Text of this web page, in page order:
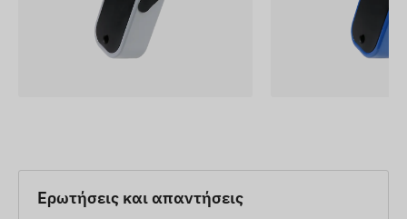
Ερωτήσεις και απαντήσεις